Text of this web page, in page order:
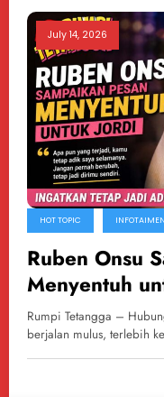
July 14, 2026
HOT TOPIC
Ruben Onsu
Menyentuh
Tetap Jadi
Rumpi Tetangga –
berjalan mulus, terlebih